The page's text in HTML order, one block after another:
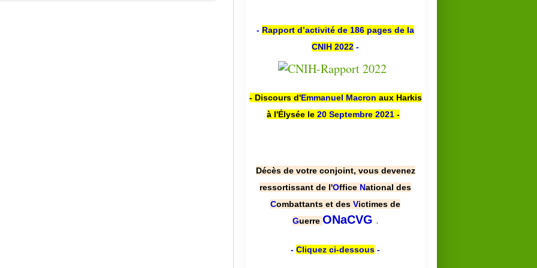
- Rapport d’activité de 186 pages de la
CNIH 2022 -
- Discours d'Emmanuel Macron aux Harkis
à l'Élysée le 20 Septembre 2021 -
Décès de votre conjoint, vous devenez
ressortissant de l'Office National des
Combattants et des Victimes de
Guerre ONaCVG .
- Cliquez ci-dessous -